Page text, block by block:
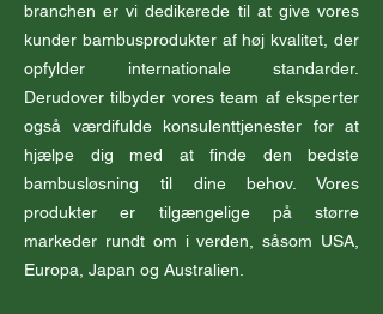
branchen er vi dedikerede til at give vores
kunder bambusprodukter af høj kvalitet, der
opfylder internationale standarder.
Derudover tilbyder vores team af eksperter
også værdifulde konsulenttjenester for at
hjælpe dig med at finde den bedste
bambusløsning til dine behov. Vores
produkter er tilgængelige på større
markeder rundt om i verden, såsom USA,
Europa, Japan og Australien.